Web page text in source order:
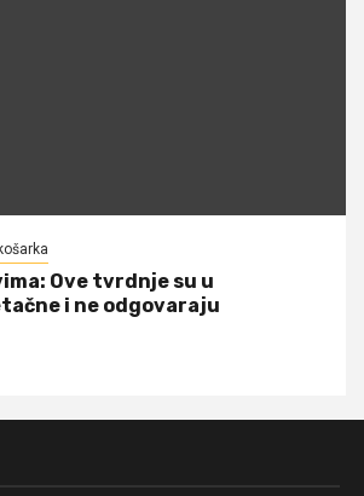
​Ove tvrdnje su u
i ne odgovaraju